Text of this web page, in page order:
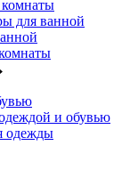
для ванной
и обувью
одежды